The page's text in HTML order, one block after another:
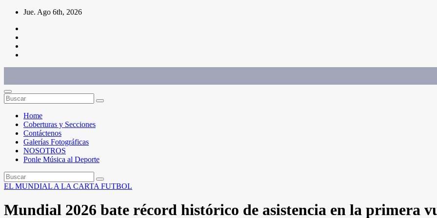
Saltar
contenido
Jue. Ago 6th, 2026
Home
Coberturas y Secciones
Contáctenos
Galerías Fotográficas
NOSOTROS
Ponle Música al Deporte
EL MUNDIAL A LA CARTA FUTBOL
Mundial 2026 bate récord histórico de asistencia en la primera